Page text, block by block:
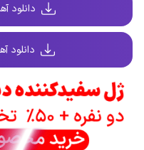
دانلود
دانلود